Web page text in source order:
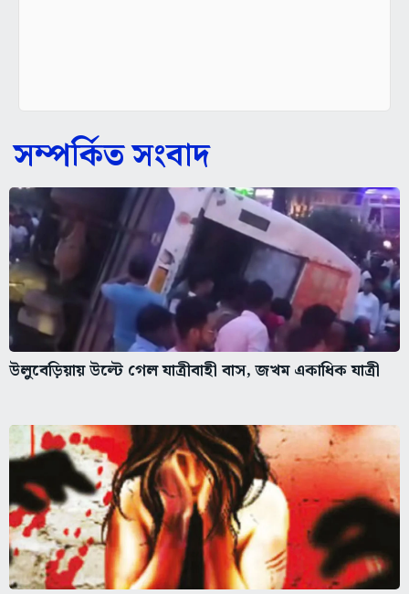
সম্পর্কিত সংবাদ
উলুবেড়িয়ায় উল্টে গেল যাত্রীবাহী বাস, জখম একাধিক যাত্রী